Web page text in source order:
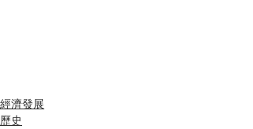
經濟發展
歷史